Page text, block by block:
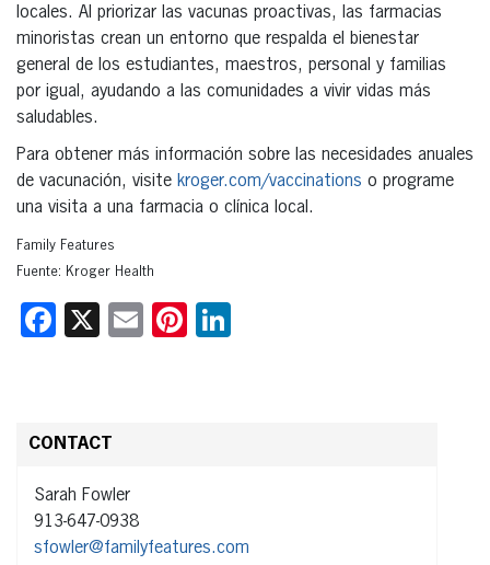
locales. Al priorizar las vacunas proactivas, las farmacias
minoristas crean un entorno que respalda el bienestar
general de los estudiantes, maestros, personal y familias
por igual, ayudando a las comunidades a vivir vidas más
saludables.
Para obtener más información sobre las necesidades anuales
de vacunación, visite kroger.com/vaccinations o programe
una visita a una farmacia o clínica local.
Family Features
Fuente: Kroger Health
Facebook
X EmailPinterest
CONTACT
Sarah Fowler
913-647-0938
sfowler@familyfeatures.com